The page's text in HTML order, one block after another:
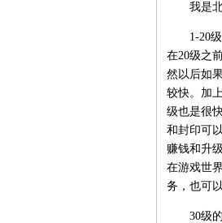
我是北
1-20级
在20级之
然以后如
较快。加
级也是很
和封印可
赚钱和升
在游戏世
务，也可
30级的